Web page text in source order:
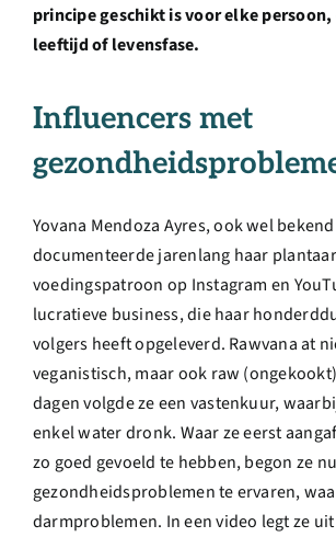
principe geschikt is voor elke
leeftijd of levensfase.
Influencers met
Yovana Mendoza Ayres, ook wel
documenteerde jarenlang haar
voedingspatroon op Instagram en
lucratieve business, die haar
volgers heeft opgeleverd. Rawvana at
veganistisch, maar ook raw
dagen volgde ze een vastenkuur,
enkel water dronk. Waar ze eerst
zo goed gevoeld te hebben, begon ze
gezondheidsproblemen te ervaren,
darmproblemen. In een video legt ze